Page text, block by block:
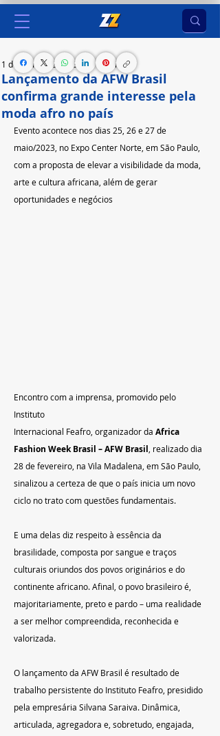
Lançamento da AFW Brasil
confirma grande interesse pela
moda afro no país
1 de mar. de 2023 3 min de leitura
Evento acontece nos dias 25, 26 e 27 de
maio/2023, no Expo Center Norte, em São Paulo,
com a proposta de elevar a visibilidade da moda,
arte e cultura africana, além de gerar
oportunidades e negócios
Encontro com a imprensa, promovido pelo
Instituto
Internacional Feafro, organizador da Africa
Fashion Week Brasil – AFW Brasil , realizado dia
28 de fevereiro, na Vila Madalena, em São Paulo,
sinalizou a certeza de que o país inicia um novo
ciclo no trato com questões fundamentais.
E uma delas diz respeito à essência da
brasilidade, composta por sangue e traços
culturais oriundos dos povos originários e do
continente africano. Afinal, o povo brasileiro é,
majoritariamente, preto e pardo – uma realidade
a ser melhor compreendida, reconhecida e
valorizada.
O lançamento da AFW Brasil é resultado de
trabalho persistente do Instituto Feafro, presidido
pela empresária Silvana Saraiva. Dinâmica,
articulada, agregadora e, sobretudo, engajada,